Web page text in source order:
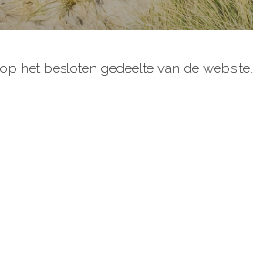
het besloten gedeelte van de website.